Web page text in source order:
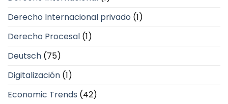
Derecho Internacional privado (1)
Derecho Procesal (1)
Deutsch (75)
Digitalización (1)
Economic Trends (42)